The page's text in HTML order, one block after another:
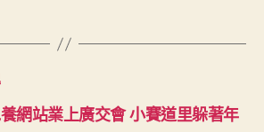
開
繪
網站業上廣交會 小賽道里躲著年